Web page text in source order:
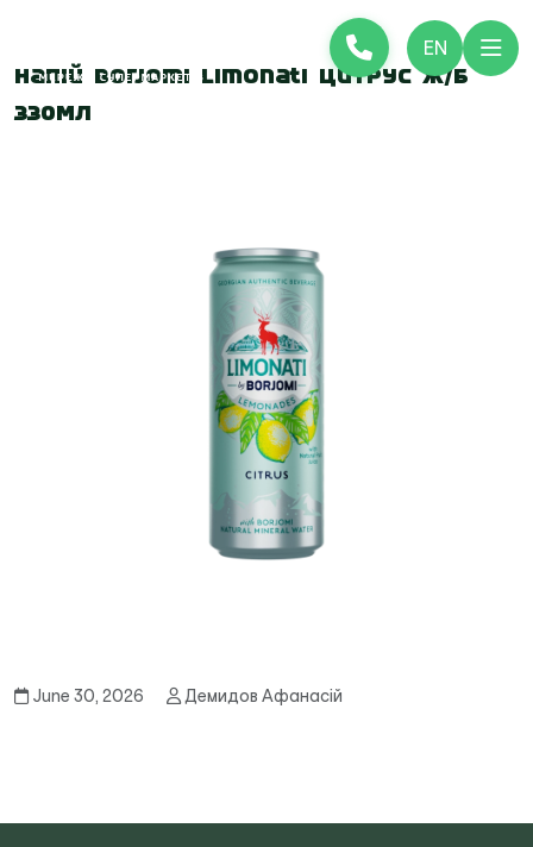
EN
Напій Borjomi Limonati Цитрус ж/б
330мл
June 30, 2026 Демидов Афанасій